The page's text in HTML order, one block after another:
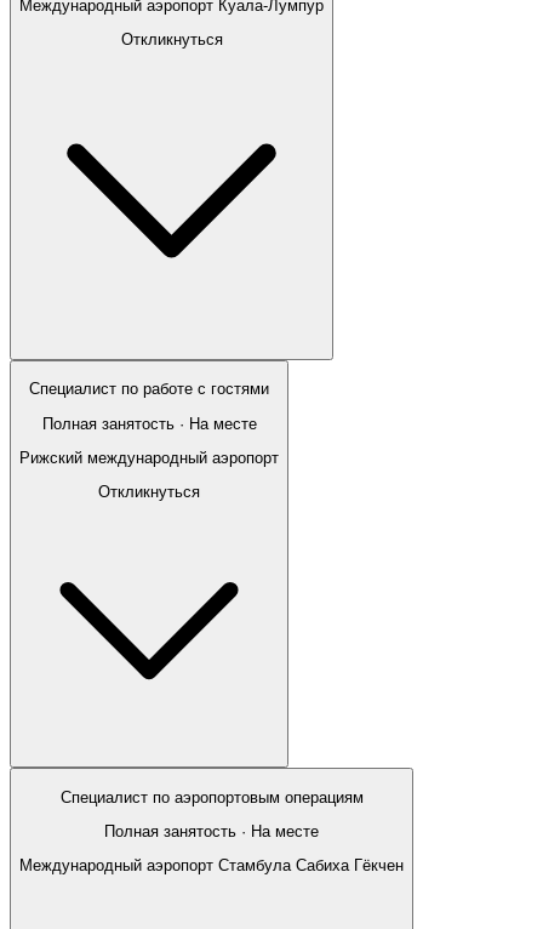
Международный аэропорт Куала-Лумпур
Откликнуться
Специалист по работе с гостями
Полная занятость · На месте
Рижский международный аэропорт
Откликнуться
Специалист по аэропортовым операциям
Полная занятость · На месте
Международный аэропорт Стамбула Сабиха Гёкчен